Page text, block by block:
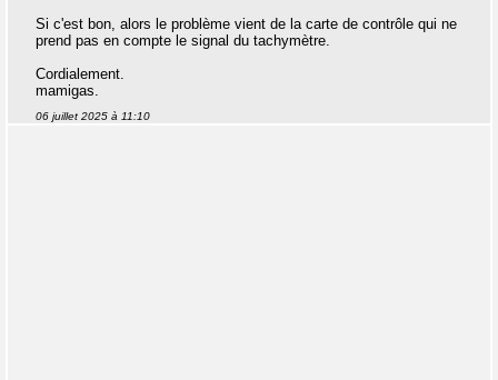
Si c'est bon, alors le problème vient de la carte de contrôle qui ne
prend pas en compte le signal du tachymètre.
Cordialement.
mamigas.
06 juillet 2025 à 11:10